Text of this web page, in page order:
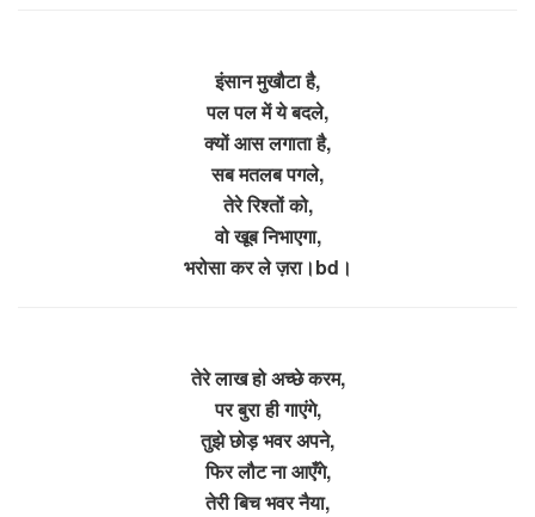
इंसान मुखौटा है,
पल पल में ये बदले,
क्यों आस लगाता है,
सब मतलब पगले,
तेरे रिश्तों को,
वो खूब निभाएगा,
भरोसा कर ले ज़रा।bd।
तेरे लाख हो अच्छे करम,
पर बुरा ही गाएंगे,
तुझे छोड़ भवर अपने,
फिर लौट ना आएँगे,
तेरी बिच भवर नैया,